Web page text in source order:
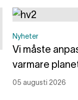
Nyheter
Vi måste
varmare
05 augusti 2026